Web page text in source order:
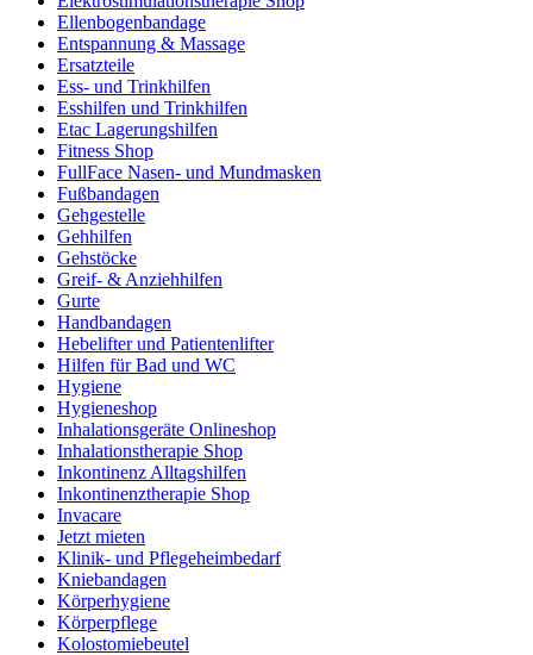
Ellenbogenbandage
Entspannung & Massage
Ersatzteile
Ess- und Trinkhilfen
Esshilfen und Trinkhilfen
Etac Lagerungshilfen
Fitness Shop
FullFace Nasen- und Mundmasken
Fußbandagen
Gehgestelle
Gehhilfen
Gehstöcke
Greif- & Anziehhilfen
Gurte
Handbandagen
Hebelifter und Patientenlifter
Hilfen für Bad und WC
Hygiene
Hygieneshop
Inhalationsgeräte Onlineshop
Inhalationstherapie Shop
Inkontinenz Alltagshilfen
Inkontinenztherapie Shop
Invacare
Jetzt mieten
Klinik- und Pflegeheimbedarf
Kniebandagen
Körperhygiene
Körperpflege
Kolostomiebeutel